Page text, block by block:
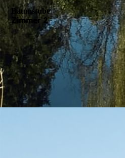
Baumstube
Zimmer 2